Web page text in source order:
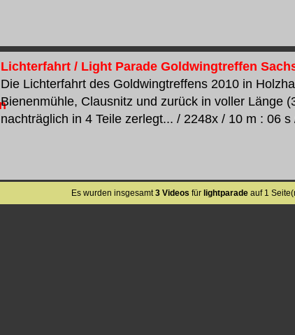
Lichterfahrt / Light Parade Goldwingtreffen
Die Lichterfahrt des Goldwingtreffens 2010 in
Bienenmühle, Clausnitz und zurück in voller Länge
nachträglich in 4 Teile zerlegt... / 2248x / 10 m : 06 s
Es wurden insgesamt3 Videos für lightparade auf 1